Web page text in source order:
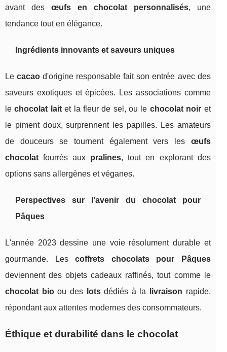
avant des œufs en chocolat personnalisés, une
tendance tout en élégance.
Ingrédients innovants et saveurs uniques
Lecacao d'origine responsable fait son entrée avec des
saveurs exotiques et épicées. Les associations comme
lechocolat laitet la fleur de sel, ou le chocolat noir et
le piment doux, surprennent les papilles. Les amateurs
de douceurs se tournent également vers les œufs
chocolat fourrés aux pralines, tout en explorant des
options sans allergènes et véganes.
Perspectives sur l'avenir du chocolat pour
Pâques
L'année 2023 dessine une voie résolument durable et
gourmande. Lescoffrets chocolats pour Pâques
deviennent des objets cadeaux raffinés, tout comme le
chocolat bioou des lotsdédiés à la livraison rapide,
répondant aux attentes modernes des consommateurs.
Éthique et durabilité dans le chocolat